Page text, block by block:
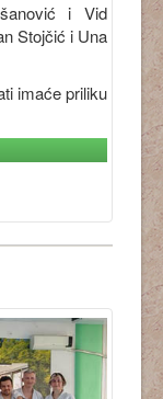
i Vid
Stojčić i Una
imaće priliku